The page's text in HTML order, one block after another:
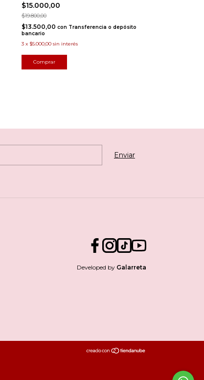
$15.000,00
$19.800,00
$13.500,00 con Transferencia o depósito
bancario
3 x $5.000,00 sin interés
Comprar
Developed by Galarreta